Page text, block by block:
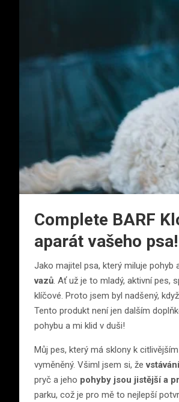
Complete BARF
aparát vašeho psa!
Jako majitel psa, který miluje pohyb
vazů. Ať už je to mladý, aktivní pes,
klíčové. Proto jsem byl nadšený,
Tento produkt není jen dalším
pohybu a mi klid v duši!
Můj pes, který má sklony k
vyměněný. Všiml jsem si, že
pryč a jeho pohyby jsou jistější a
parku, což je pro mě to nejlepší